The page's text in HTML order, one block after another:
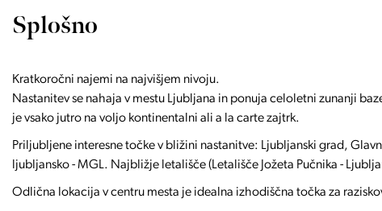
Splošno
Kratkoročni najemi na najvišjem nivoju.
Nastanitev se nahaja v mestu Ljubljana in ponuja celoletni zunanji
je vsako jutro na voljo kontinentalni ali a la carte zajtrk.
Priljubljene interesne točke v bližini nastanitve: Ljubljanski grad,
ljubljansko - MGL. Najbližje letališče (Letališče Jožeta Pučnika -
Odlična lokacija v centru mesta je idealna izhodiščna točka za